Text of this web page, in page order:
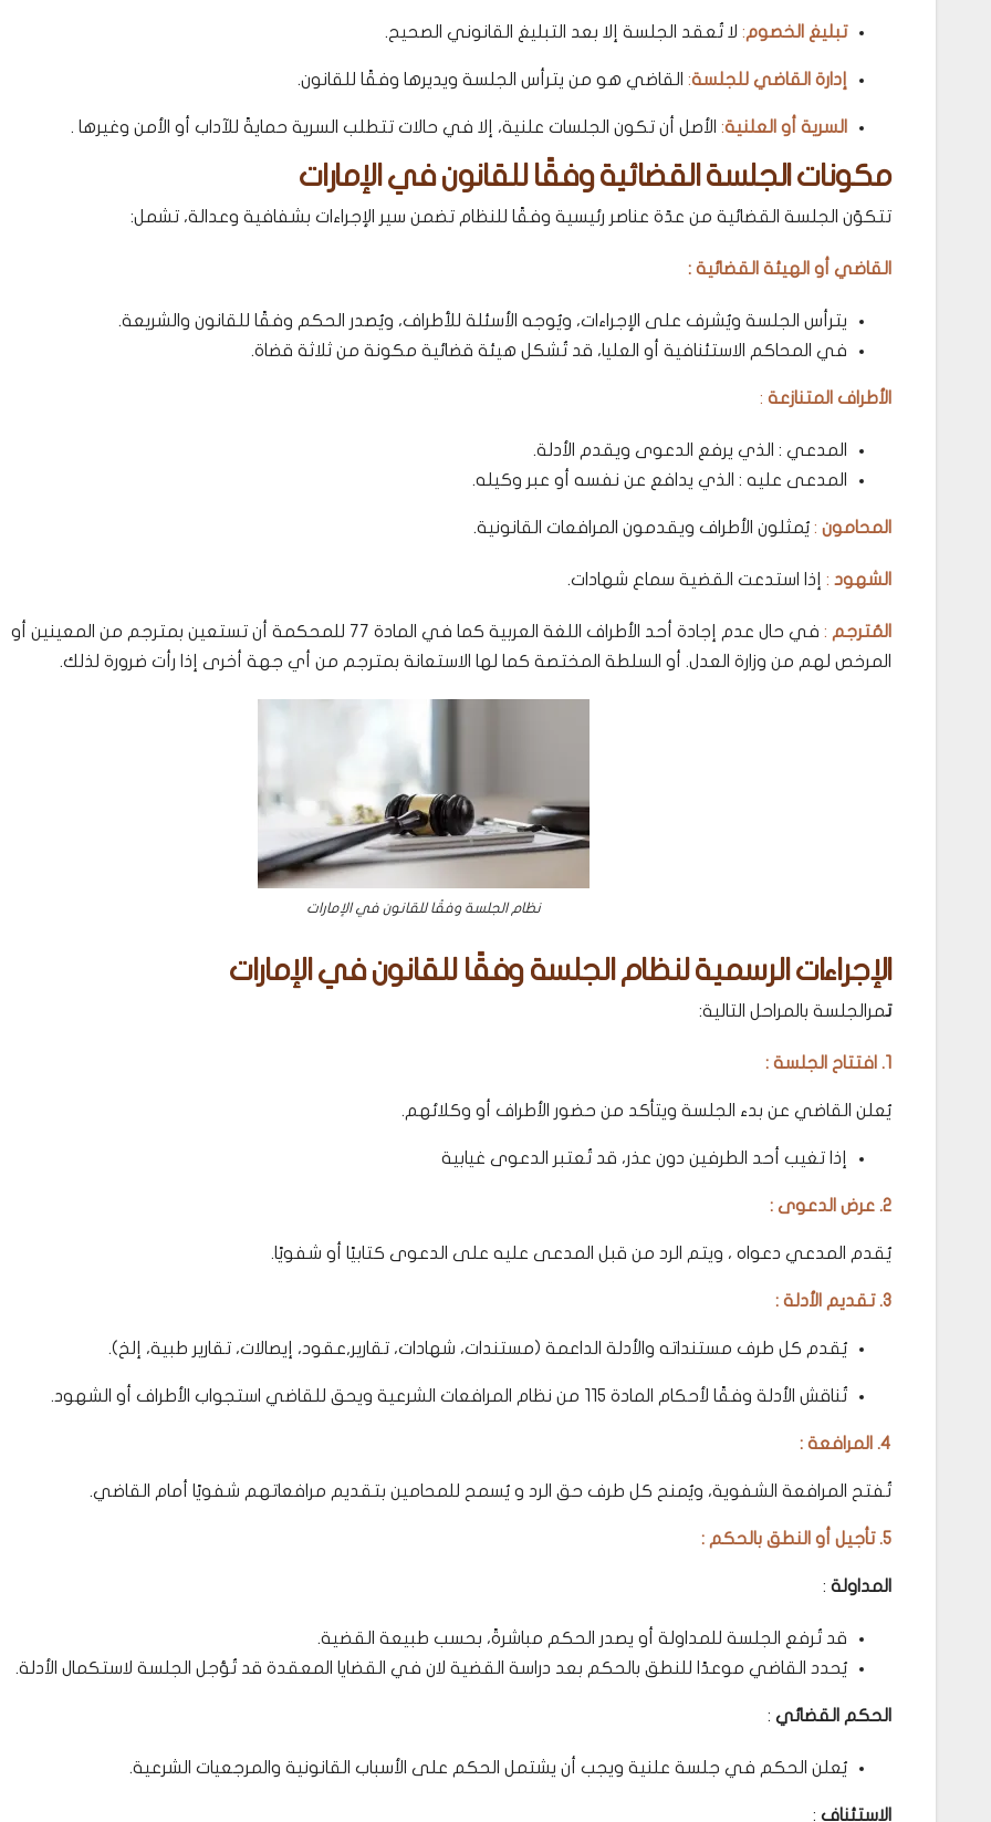
تبليغ الخصوم: لا تُعقد الجلسة إلا بعد التبليغ القانوني الصحيح.
إدارة القاضي للجلسة: القاضي هو من يترأس الجلسة ويديرها وفقًا للقانون.
السرية أو العلنية: الأصل أن تكون الجلسات علنية، إلا في حالات تتطلب السرية حمايةً للآداب أو الأمن وغيرها .
مكونات الجلسة القضائية وفقًا للقانون في الإمارات
تتكوّن الجلسة القضائية من عدّة عناصر رئيسية وفقًا للنظام تضمن سير الإجراءات بشفافية وعدالة، تشمل:
القاضي أو الهيئة القضائية :
يترأس الجلسة ويُشرف على الإجراءات، ويُوجه الأسئلة للأطراف، ويُصدر الحكم وفقًا للقانون والشريعة.
في المحاكم الاستئنافية أو العليا، قد تُشكل هيئة قضائية مكونة من ثلاثة قضاة.
الأطراف المتنازعة :
المدعي : الذي يرفع الدعوى ويقدم الأدلة.
المدعى عليه : الذي يدافع عن نفسه أو عبر وكيله.
المحامون : يُمثلون الأطراف ويقدمون المرافعات القانونية.
الشهود : إذا استدعت القضية سماع شهادات.
المُترجم :
في حال عدم إجادة أحد الأطراف اللغة العربية كما في المادة 77 للمحكمة أن تستعين بمترجم من المعينين أو
المرخص لهم من وزارة العدل. أو السلطة المختصة كما لها الاستعانة بمترجم من أي جهة أخرى إذا رأت ضرورة لذلك.
نظام الجلسة وفقًا للقانون في الإمارات
الإجراءات الرسمية لنظام الجلسة وفقًا للقانون في الإمارات
تمرالجلسة بالمراحل التالية:
1. افتتاح الجلسة :
يُعلن القاضي عن بدء الجلسة ويتأكد من حضور الأطراف أو وكلائهم.
إذا تغيب أحد الطرفين دون عذر، قد تُعتبر الدعوى غيابية
2. عرض الدعوى :
يُقدم المدعي دعواه ، ويتم الرد من قبل المدعى عليه على الدعوى كتابيًا أو شفويًا.
3. تقديم الأدلة :
يُقدم كل طرف مستنداته والأدلة الداعمة (مستندات، شهادات، تقارير,عقود، إيصالات، تقارير طبية، إلخ).
تُناقش الأدلة وفقًا لأحكام المادة 115 من نظام المرافعات الشرعية ويحق للقاضي استجواب الأطراف أو الشهود.
4. المرافعة :
تُفتح المرافعة الشفوية، ويُمنح كل طرف حق الرد و يُسمح للمحامين بتقديم مرافعاتهم شفويًا أمام القاضي.
5. تأجيل أو النطق بالحكم :
المداولة :
قد تُرفع الجلسة للمداولة أو يصدر الحكم مباشرةً، بحسب طبيعة القضية.
يُحدد القاضي موعدًا للنطق بالحكم بعد دراسة القضية لان في القضايا المعقدة قد تُؤجل الجلسة لاستكمال الأدلة.
الحكم القضائي :
يُعلن الحكم في جلسة علنية ويجب أن يشتمل الحكم على الأسباب القانونية والمرجعيات الشرعية.
الاستئناف :